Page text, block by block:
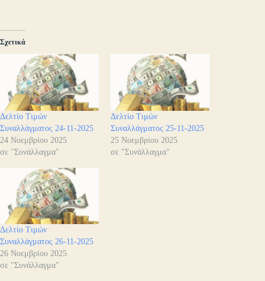
Σχετικά
Δελτίο Τιμών
Συναλλάγματος 24-11-2025
24 Νοεμβρίου 2025
σε "Συνάλλαγμα"
Δελτίο Τιμών
Συναλλάγματος 25-11-2025
25 Νοεμβρίου 2025
σε "Συνάλλαγμα"
Δελτίο Τιμών
Συναλλάγματος 26-11-2025
26 Νοεμβρίου 2025
σε "Συνάλλαγμα"